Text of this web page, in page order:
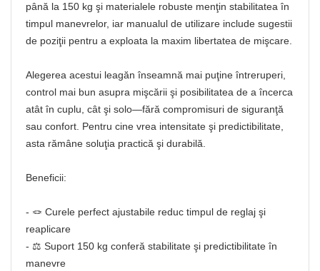
până la 150 kg şi materialele robuste menţin stabilitatea în
timpul manevrelor, iar manualul de utilizare include sugestii
de poziţii pentru a exploata la maxim libertatea de mişcare.
Alegerea acestui leagăn înseamnă mai puţine întreruperi,
control mai bun asupra mişcării şi posibilitatea de a încerca
atât în cuplu, cât şi solo—fără compromisuri de siguranţă
sau confort. Pentru cine vrea intensitate şi predictibilitate,
asta rămâne soluţia practică şi durabilă.
Beneficii:
- 🪢 Curele perfect ajustabile reduc timpul de reglaj şi
reaplicare
- ⚖️ Suport 150 kg conferă stabilitate şi predictibilitate în
manevre